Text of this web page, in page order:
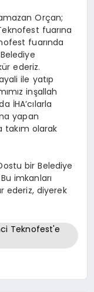
Orçan;
fuarına
fuarında
ederiz.
ile yatıp
inşallah
İHA’cılarla
yapan
takım olarak
bir Belediye
imkanları
ederiz, diyerek
Teknofest'e